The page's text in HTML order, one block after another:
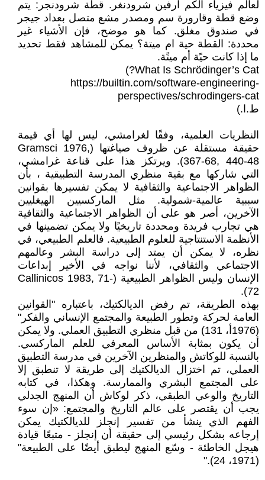
لعالم فيزياء الكم ارفين شرودنغر. قطة شرودنجر: يتم
وضع قطة وقارورة سم ومصدر مشع متصل بعداد جيجر
في صندوق مغلق. كما هو موضح، فإن الأشياء غير
محددة: القطة حية ام ميتة؟ يمكن للمشاهد فقط تحديد
ما إذا كانت حيًة أم ميتًة.
What Is Schrödinger’s Cat?)
https://builtin.com/software-engineering-
perspectives/schrodingers-cat
ط.ا.)
النظريات العلمية، وفقًا لغرامشي، ليس لها أي قيمة
حقيقة مستقلة عن ظروف صياغتها (Gramsci 1976,
367-68, 440-48). ويرتكز هذا على قناعة غرامشي،
التي شاركها مع بقية منظري المدرسة التطبيقية ، بأن
الظواهر الاجتماعية والثقافية لا يمكن تفسيرها بقوانين
سببية عالمية-شمولية. مثل الماركسيين الهيغليين
الآخرين، أصر هو على أن الظواهر الاجتماعية والثقافية
هي تجارب فريدة ومحددة تاريخيًا ولا يمكن تضمينها في
الأنظمة الاستنتاجية للعلوم الطبيعية. فالعلم الطبيعي، في
نظره، لا يمكن أن يمتد إلى دراسة البشر وعالمهم
الاجتماعي والثقافي، لأننا نواجه في الأخير إبداعات
الإنسان وليس الظواهر الطبيعية (Callinicos 1983, 71-
72).
بهذه الطريقة، تم رفض الديالكتيك، باعتباره "القوانين
العامة لحركة وتطور الطبيعة والمجتمع الإنساني والفكر"
(1976أ، 131) من قبل منظري التطبيق العملي. ولا يمكن
أن يكون بمثابة الأساس المعرفي للعلم الماركسي.
بالنسبة للوكاتش والمنظرين الآخرين في مدرسة التطبيق
العملي، تم اختزال الديالكتيك إلى طريقة لا تنطبق إلا
على المجتمع البشري والممارسة. وهكذا، في كتابه
التاريخ والوعي الطبقي، ذكر لوكاش أن المنهج الجدلي
يجب أن يقتصر على عالم التاريخ والمجتمع: «إن سوء
الفهم الذي ينشأ من تفسير إنجلز للديالكتيك يمكن
إرجاعه بشكل رئيسي إلى حقيقة أن إنجلز - متبعًا قيادة
هيجل الخاطئة - وسّع المنهج ليطبق أيضًا على الطبيعة"
(1971، 24)."